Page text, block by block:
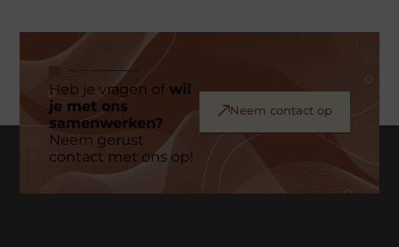
Heb je vragen ofwil
je met ons
samenwerken?
Neem gerust
contact met ons op!
Neem contact op